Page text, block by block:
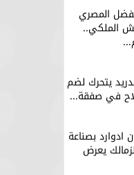
المصري
الملكي..
يتحرك لضم
في صفقة...
ادوارد بصناعة
يعرض